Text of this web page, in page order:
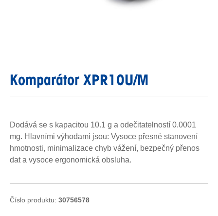
Komparátor XPR10U/M
Dodává se s kapacitou 10.1 g a odečitatelností 0.0001
mg. Hlavními výhodami jsou: Vysoce přesné stanovení
hmotnosti, minimalizace chyb vážení, bezpečný přenos
dat a vysoce ergonomická obsluha.
Číslo produktu: 30756578